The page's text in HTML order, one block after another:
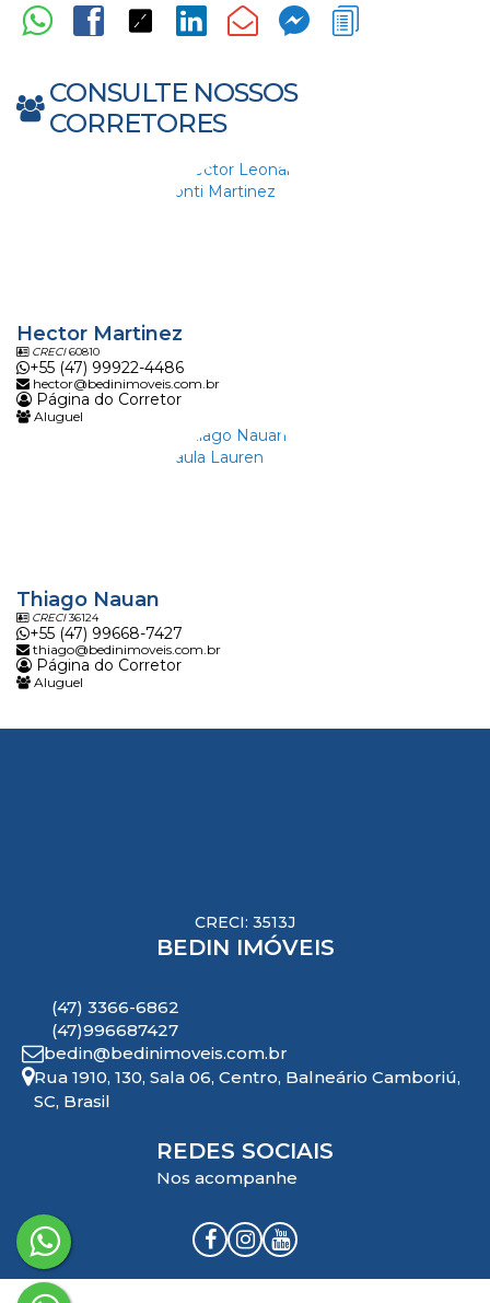
CONSULTE NOSSOS
CORRETORES
Hector Martinez
CRECI60810
+55 (47) 99922-4486
hector@bedinimoveis.com.br
Página do Corretor
Aluguel
Thiago Nauan
CRECI36124
+55 (47) 99668-7427
thiago@bedinimoveis.com.br
Página do Corretor
Aluguel
CRECI: 3513J
BEDIN IMÓVEIS
(47) 3366-6862
(47)996687427
bedin@bedinimoveis.com.br
Rua 1910, 130, Sala 06, Centro, Balneário Camboriú,
SC, Brasil
REDES SOCIAIS
Nos acompanhe